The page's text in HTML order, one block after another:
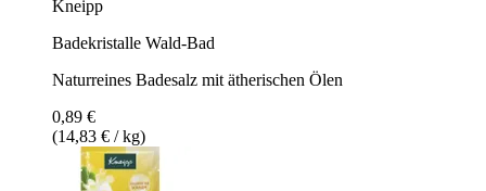
Kneipp
Badekristalle Wald-Bad
Naturreines Badesalz mit ätherischen Ölen
0,89 €
(14,83 € / kg)